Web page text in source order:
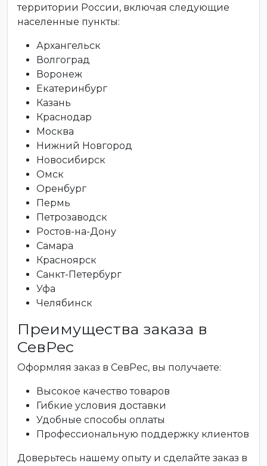
территории России, включая следующие
населенные пункты:
Архангельск
Волгоград
Воронеж
Екатеринбург
Казань
Краснодар
Москва
Нижний Новгород
Новосибирск
Омск
Оренбург
Пермь
Петрозаводск
Ростов-на-Дону
Самара
Красноярск
Санкт-Петербург
Уфа
Челябинск
Преимущества заказа в
СевРес
Оформляя заказ в СевРес, вы получаете:
Высокое качество товаров
Гибкие условия доставки
Удобные способы оплаты
Профессиональную поддержку клиентов
Доверьтесь нашему опыту и сделайте заказ в